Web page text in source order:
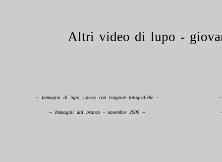
Altri video di lupo -
-- Immagini di lupo riprese con trappole fotografiche -- --
-- Immagini dal branco - novembre 2009 --